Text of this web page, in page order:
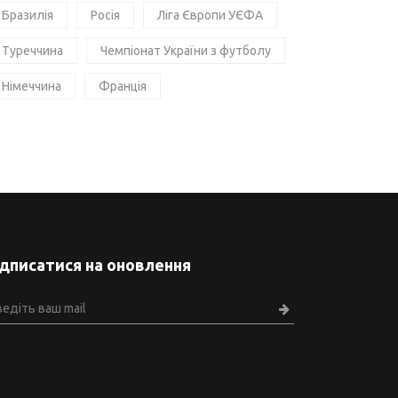
Бразилія Росія Ліга Європи УЄФА
Туреччина Чемпіонат України з футболу
Німеччина Франція
на оновлення